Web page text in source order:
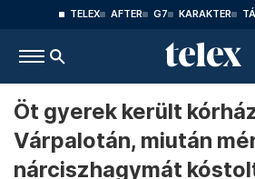
TELEX AFTER G7 KARAKTER
Öt gyerek került
Várpalotán, miután
nárciszhagymát